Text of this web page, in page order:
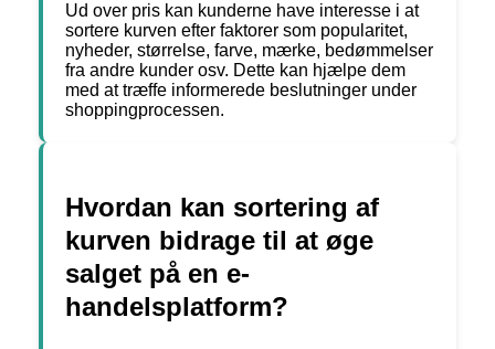
Ud over pris kan kunderne have interesse i at
sortere kurven efter faktorer som popularitet,
nyheder, størrelse, farve, mærke, bedømmelser
fra andre kunder osv. Dette kan hjælpe dem
med at træffe informerede beslutninger under
shoppingprocessen.
Hvordan kan sortering af
kurven bidrage til at øge
salget på en e-
handelsplatform?